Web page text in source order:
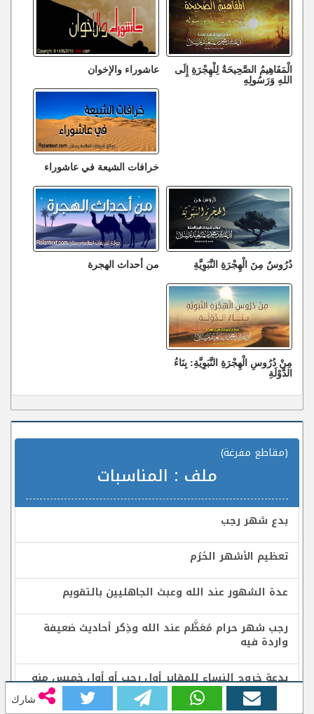
شارك
الْمَفَاهِيمُ الصَّحِيحَةُ لِلْهِجْرَةِ إِلَى
اللهِ وَرَسُولِهِ
عاشوراء والإخوان
خرافات الشيعة في عاشوراء
دُرُوسٌ مِنَ الْهِجْرَةِ النَّبَوِيَّةِ من أحداث الهجرة
مِنْ دُرُوسِ الْهِجْرَةِ النَّبَوِيَّةِ: بِنَاءُ
الدَّوْلَةِ
(مقاطع مفرغة)
ملف : المناسبات
بدع شهر رجب
تعظيم الأشهر الحُرُم
عدة الشهور عند الله وعبث الجاهليين بالتقويم
رجب شهر حرام مُعَظَّم عند الله وذِكر أحاديث ضعيفة
واردة فيه
بدعة خروج النساء للمقابر أول رجب أو أول خميس منه